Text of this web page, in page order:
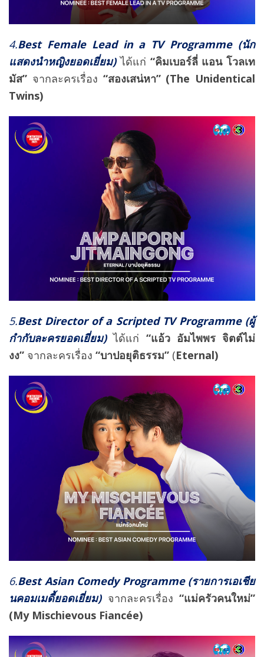
4.Best Female Lead in a TV Programme (นัก
แสดงนำหญิงยอดเยี่ยม)ได้แก่ “คิมเบอร์ลี่ แอน โวลเท
มัส” จากละครเรื่อง “สองเสน่หา” (The Unidentical
Twins)
5.Best Director of a Scripted TV Programme (ผู้
กำกับละครยอดเยี่ยม)ได้แก่ “แอ้ว อัมไพพร จิตต์ไม่
งง” จากละครเรื่อง “บาปอยุติธรรม” (Eternal)
6.Best Asian Comedy Programme (รายการเอเชีย
นคอมเมดี้ยอดเยี่ยม) จากละครเรื่อง “แม่ครัวคนใหม่”
(My Mischievous Fiancée)